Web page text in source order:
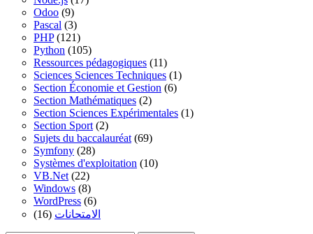
Odoo (9)
Pascal (3)
PHP(121)
Python (105)
Ressources pédagogiques (11)
Sciences Sciences Techniques (1)
Section Économie et Gestion (6)
Section Mathématiques (2)
Section Sciences Expérimentales (1)
Section Sport (2)
Sujets du baccalauréat (69)
Symfony (28)
Systèmes d'exploitation (10)
VB.Net (22)
Windows (8)
WordPress (6)
الامتحانات (16)